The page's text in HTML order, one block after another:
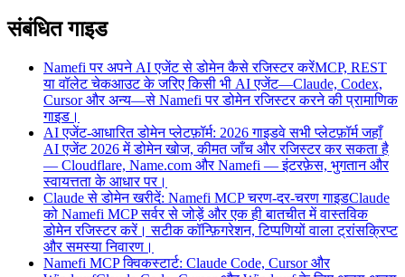
संबंधित गाइड
Namefi पर अपने AI एजेंट से डोमेन कैसे रजिस्टर करेंMCP, REST
या वॉलेट चेकआउट के जरिए किसी भी AI एजेंट—Claude, Codex,
Cursor और अन्य—से Namefi पर डोमेन रजिस्टर करने की प्रामाणिक
गाइड।
AI एजेंट-आधारित डोमेन प्लेटफ़ॉर्म: 2026 गाइडवे सभी प्लेटफ़ॉर्म जहाँ
AI एजेंट 2026 में डोमेन खोज, कीमत जाँच और रजिस्टर कर सकता है
— Cloudflare, Name.com और Namefi — इंटरफ़ेस, भुगतान और
स्वायत्तता के आधार पर।
Claude से डोमेन खरीदें: Namefi MCP चरण-दर-चरण गाइडClaude
को Namefi MCP सर्वर से जोड़ें और एक ही बातचीत में वास्तविक
डोमेन रजिस्टर करें। सटीक कॉन्फ़िगरेशन, टिप्पणियों वाला ट्रांसक्रिप्ट
और समस्या निवारण।
Namefi MCP क्विकस्टार्ट: Claude Code, Cursor और